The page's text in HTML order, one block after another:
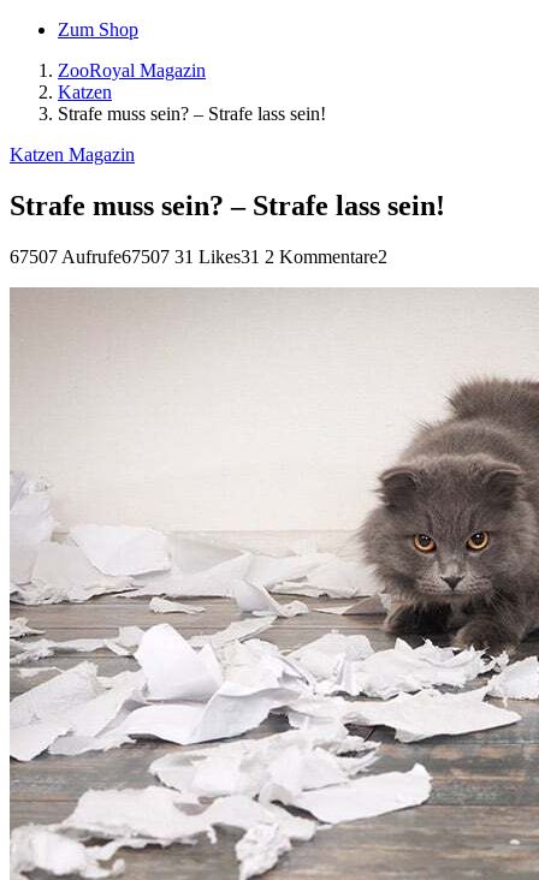
Zum Shop
ZooRoyal Magazin
Katzen
Strafe muss sein? – Strafe lass sein!
Katzen Magazin
Strafe muss sein? – Strafe lass sein!
67507 Aufrufe67507 31 Likes31 2 Kommentare2